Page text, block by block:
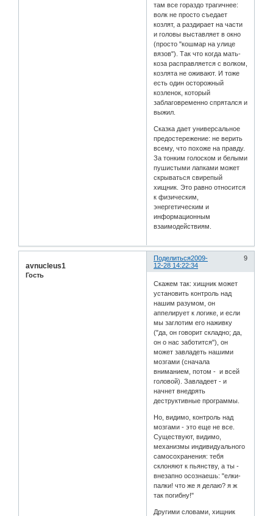
там все гораздо трагичнее:
волк не просто съедает
козлят, а раздирает на части
и головы выставляет в окно
(просто "кошмар на улице
вязов"). Так что когда мать-
коза расправляется с волком,
козлята не оживают. И тоже
есть один осторожный
козленок, который
заблаговременно спрятался и
выжил.
Сказка дает универсальное
предостережение: не верить
всему, что похоже на правду.
За тонким голоском и белыми
пушистыми лапками может
скрываться свирепый
хищник. Это равно относится
к физическим,
энергетическим и
информационным
взаимодействиям.
Поделиться 9
2009-
12-28 14:22:34
avnucleus1
Гость
Скажем так: хищник может
установить контроль над
нашим разумом, он
аппелирует к логике, и если
мы заглотим его наживку
("да, он говорит складно; да,
он о нас заботится"), он
может завладеть нашими
мозгами (сначала
вниманием, потом - и всей
головой). Завладеет - и
начнет внедрять
деструктивные программы.
Но, видимо, контроль над
мозгами - это еще не все.
Существуют, видимо,
механизмы индивидуального
самосохранения: тебя
склоняют к пьянству, а ты -
внезапно осознаешь: "елки-
палки! что же я делаю? я ж
так погибну!"
Другими словами, хищник